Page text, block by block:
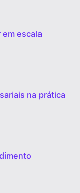
escala
na prática